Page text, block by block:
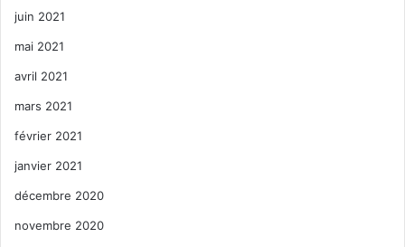
juin 2021
mai 2021
avril 2021
mars 2021
février 2021
janvier 2021
décembre 2020
novembre 2020